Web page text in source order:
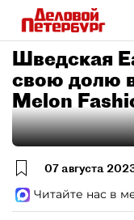
Шведская
свою долю
Melon
07 августа
Читайте нас в